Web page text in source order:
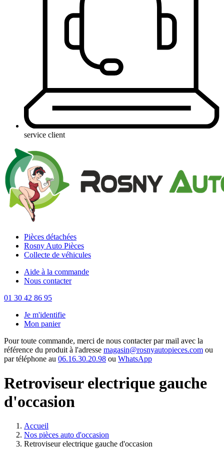
service client
Pièces détachées
Rosny Auto Pièces
Collecte de véhicules
Aide à la commande
Nous contacter
01 30 42 86 95
Je m'identifie
Mon panier
Pour toute commande, merci de nous contacter par mail avec la
référence du produit à l'adresse magasin@rosnyautopieces.com ou
par téléphone au 06.16.30.20.98 ou WhatsApp
Retroviseur electrique gauche
d'occasion
Accueil
Nos pièces auto d'occasion
Retroviseur electrique gauche d'occasion